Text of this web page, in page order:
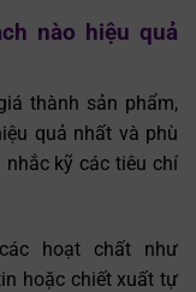
nào hiệu quả
thành sản phẩm,
quả nhất và phù
kỹ các tiêu chí
hoạt chất như
hoặc chiết xuất tự